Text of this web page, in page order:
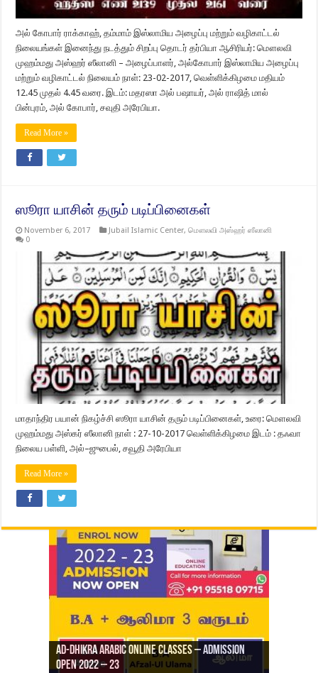
அல் கோபார் ராக்காஹ், தம்மாம் இஸ்லாமிய அழைப்பு மற்றும் வழிகாட்டல்
நிலையங்கள் இனைந்து நடத்தும் சிறப்பு தொடர் தர்பியா ஆசிரியர்: மௌலவி
முஹம்மது அஸ்ஹர் ஸீலானி – அழைப்பாளர், அல்கோபார் இஸ்லாமிய அழைப்பு
மற்றும் வழிகாட்டல் நிலையம் நாள்: 23-02-2017, வெள்ளிக்கிழமை மதியம்
12.45 முதல் 4.45 வரை. இடம்: மதரஸா அல் பஷாயர், அல் ராஷித் மால்
பின்புரம், அல் கோபார், சவுதி அரேபியா.
Read More »
ஸூரா யாசின் தரும் படிப்பினைகள்
November 6, 2017 Jubail Islamic Center,மௌலவி அஸ்ஹர் ஸீலானி
0
மாதாந்திர பயான் நிகழ்ச்சி ஸூரா யாசின் தரும் படிப்பினைகள், உரை: மௌலவி
முஹம்மது அஸ்கர் ஸீலானி நாள் : 27-10-2017 வெள்ளிக்கிழமை இடம் : தஃவா
நிலைய பள்ளி, அல்–ஜுபைல், சவூதி அரேபியா
Read More »
Ad-Dhikra Arabic Online Classes – Admission
Open 2022 – 23
Ad-Dhikra Arabic Online Classes – BA Arabic
AD DHIKRA ARABIC COLLEGE ADMISSION
ரியாத் ஜும்ஆ தமிழாக்கம், Jamia Al Hajiri
Masjid (Kuwait Masjid), Malaz, Riyadh